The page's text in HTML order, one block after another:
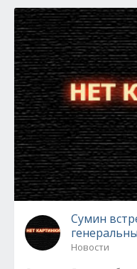
Сумин
Новости